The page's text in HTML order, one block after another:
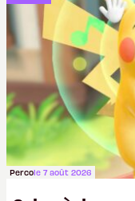
anciens. Il leur
consoles à ces
Percole 7 août 2026